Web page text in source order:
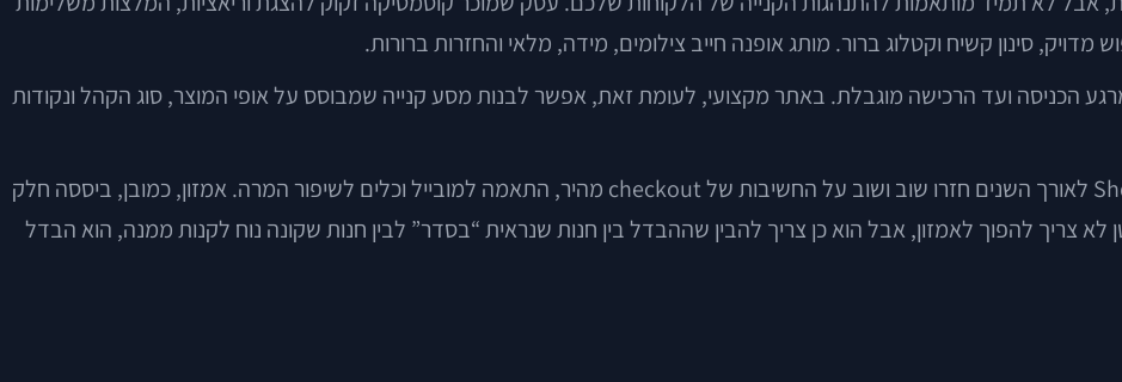
מדויק, סינון קשיח וקטלוג ברור. מותג אופנה חייב צילומים, מידה, מלאי והחזרות ברורות.
הכניסה ועד הרכישה מוגבלת. באתר מקצועי, לעומת זאת, אפשר לבנות מסע קנייה שמבוסס על אופי המוצר, סוג הקהל ונקודות
גם חברות גדולות יודעות את זה. דוחות ציבוריים של Shopify לאורך השנים חזרו שוב ושוב על החשיבות של checkout מהיר, התאמה למובייל וכלים לשיפור המרה. אמזון, כמובן, ביססה חלק
צריך להפוך לאמזון, אבל הוא כן צריך להבין שההבדל בין חנות שנראית “בסדר” לבין חנות שקונה נוח לקנות ממנה, הוא הבדל